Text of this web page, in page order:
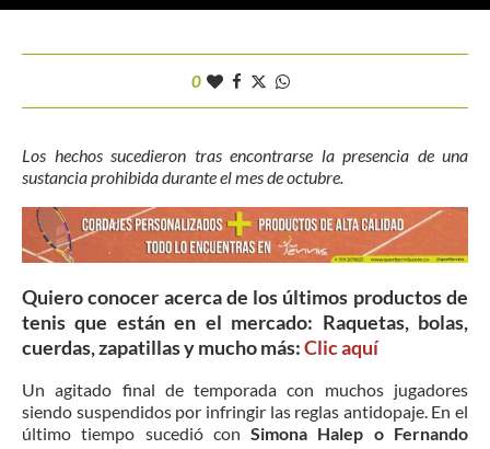
0
Los hechos sucedieron tras encontrarse la presencia de una
sustancia prohibida durante el mes de octubre.
Quiero conocer acerca de los últimos productos de
tenis que están en el mercado: Raquetas, bolas,
cuerdas, zapatillas y mucho más:Clicaquí
Un agitado final de temporada con muchos jugadores
siendo suspendidos por infringir las reglas antidopaje. En el
último tiempo sucedió conSimona Halep o Fernando